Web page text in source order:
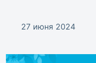
27 июня 2024